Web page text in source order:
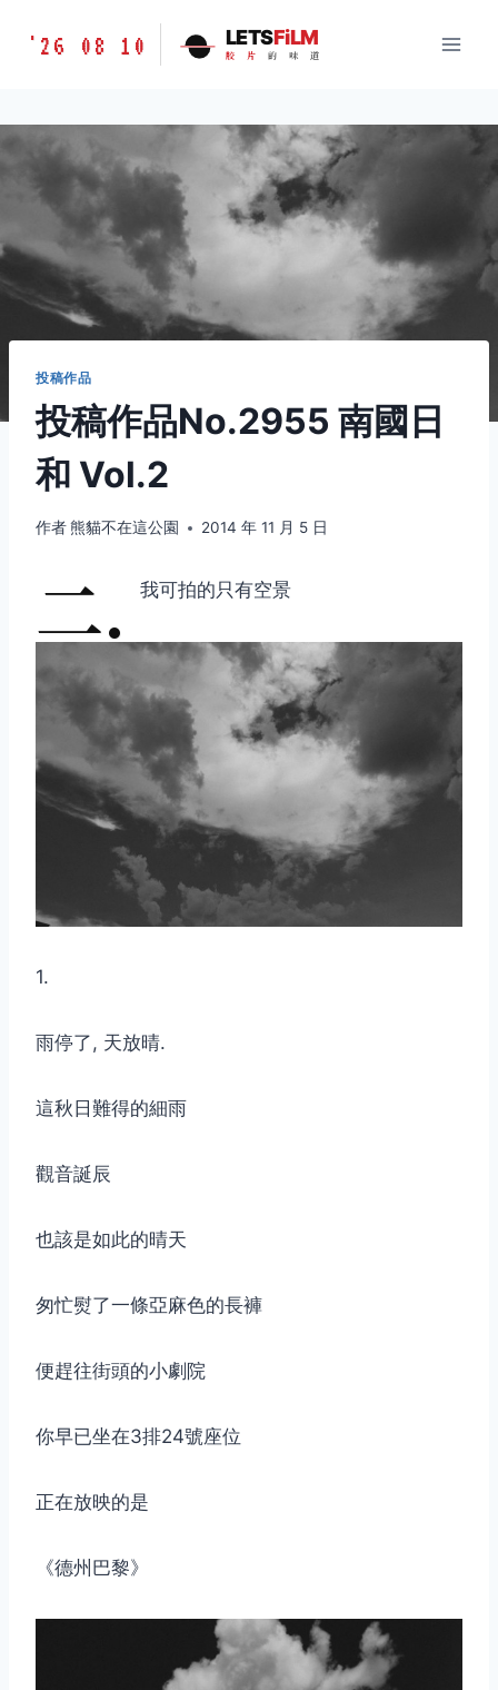
胶
味
LETSFILM
'26 08 10 LETSFiLM
胶 片 的 味 道
投稿作品
投稿作品No.2955 南國日
和 Vol.2
作者熊貓不在這公園 2014 年 11 月 5 日
二. 我可拍的只有空景
1.
雨停了, 天放晴.
這秋日難得的細雨
觀音誕辰
也該是如此的晴天
匆忙熨了一條亞麻色的長褲
便趕往街頭的小劇院
你早已坐在3排24號座位
正在放映的是
《德州巴黎》